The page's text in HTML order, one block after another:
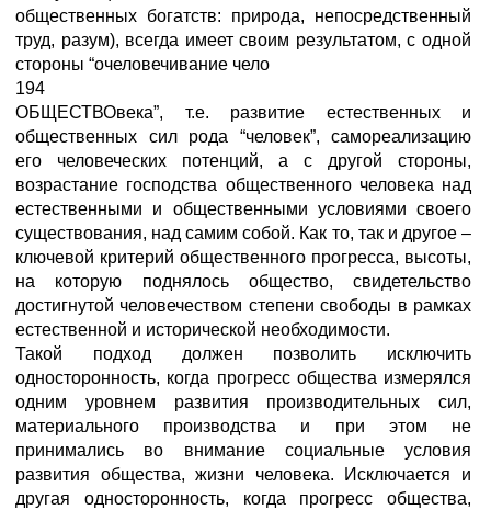
общественных богатств: природа, непосредственный
труд, разум), всегда имеет своим результатом, с одной
стороны “очеловечивание чело
194
ОБЩЕСТВОвека”, т.е. развитие естественных и
общественных сил рода “человек”, самореализацию
его человеческих потенций, а с другой стороны,
возрастание господства общественного человека над
естественными и общественными условиями своего
существования, над самим собой. Как то, так и другое –
ключевой критерий общественного прогресса, высоты,
на которую поднялось общество, свидетельство
достигнутой человечеством степени свободы в рамках
естественной и исторической необходимости.
Такой подход должен позволить исключить
односторонность, когда прогресс общества измерялся
одним уровнем развития производительных сил,
материального производства и при этом не
принимались во внимание социальные условия
развития общества, жизни человека. Исключается и
другая односторонность, когда прогресс общества,